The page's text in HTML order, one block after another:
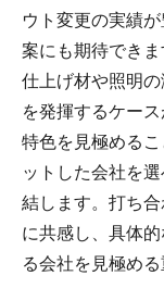
ウト変更の実績
案にも期待できま
仕上げ材や照明
を発揮するケー
特色を見極める
ットした会社を
結します。打ち
に共感し、具体
る会社を見極め